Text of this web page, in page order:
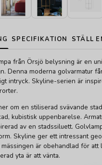
SPECIFIKATION STÄLL
från Örsjö belysning är en
Denna moderna golvarmatur
intryck. Skyline-serien är
om en stiliserad svävande
kubistisk uppenbarelse.
av en stadssiluett.
Skyline ger ett intressant
är obehandlad för att
yta är att vänta.